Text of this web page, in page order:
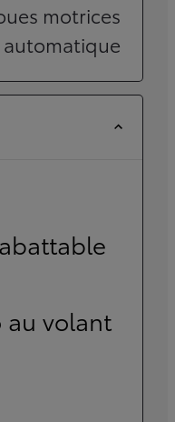
motrices
automatique
au volant